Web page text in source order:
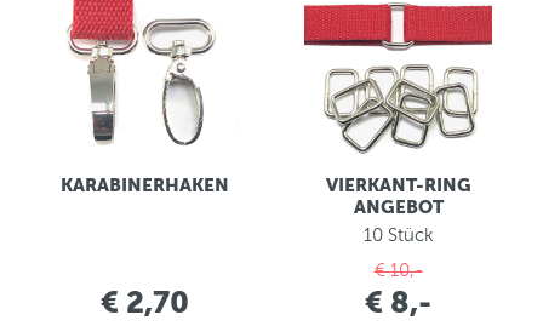
KARABINERHAKEN
€ 2,70
VIERKANT-RING
ANGEBOT
10 Stück
€ 10,-
€ 8,-